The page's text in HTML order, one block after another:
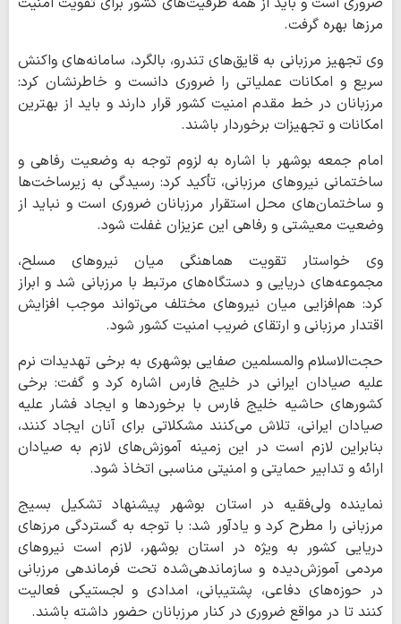
مرزها بهره گرفت.
وی تجهیز مرزبانی به قایق‌های تندرو، بالگرد، سامانه‌های واکنش
سریع و امکانات عملیاتی را ضروری دانست و خاطرنشان کرد:
مرزبانان در خط مقدم امنیت کشور قرار دارند و باید از بهترین
امکانات و تجهیزات برخوردار باشند.
امام جمعه بوشهر با اشاره به لزوم توجه به وضعیت رفاهی و
ساختمانی نیروهای مرزبانی، تأکید کرد: رسیدگی به زیرساخت‌ها
و ساختمان‌های محل استقرار مرزبانان ضروری است و نباید از
وضعیت معیشتی و رفاهی این عزیزان غفلت شود.
وی خواستار تقویت هماهنگی میان نیروهای مسلح،
مجموعه‌های دریایی و دستگاه‌های مرتبط با مرزبانی شد و ابراز
کرد: هم‌افزایی میان نیروهای مختلف می‌تواند موجب افزایش
اقتدار مرزبانی و ارتقای ضریب امنیت کشور شود.
حجت‌الاسلام والمسلمین صفایی بوشهری به برخی تهدیدات نرم
علیه صیادان ایرانی در خلیج فارس اشاره کرد و گفت: برخی
کشورهای حاشیه خلیج فارس با برخوردها و ایجاد فشار علیه
صیادان ایرانی، تلاش می‌کنند مشکلاتی برای آنان ایجاد کنند،
بنابراین لازم است در این زمینه آموزش‌های لازم به صیادان
ارائه و تدابیر حمایتی و امنیتی مناسبی اتخاذ شود.
نماینده ولی‌فقیه در استان بوشهر پیشنهاد تشکیل بسیج
مرزبانی را مطرح کرد و یادآور شد: با توجه به گستردگی مرزهای
دریایی کشور به ویژه در استان بوشهر، لازم است نیروهای
مردمی آموزش‌دیده و سازماندهی‌شده تحت فرماندهی مرزبانی
در حوزه‌های دفاعی، پشتیبانی، امدادی و لجستیکی فعالیت
کنند تا در مواقع ضروری در کنار مرزبانان حضور داشته باشند.